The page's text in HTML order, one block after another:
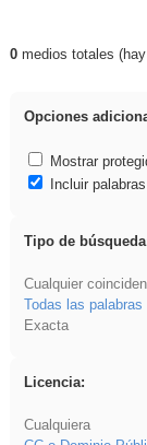
Resultados
0medios totales
Opciones
Mostrar
Incluir
Tipo de
Cualquier
Todas las palabras
Exacta
Licencia:
Cualquiera